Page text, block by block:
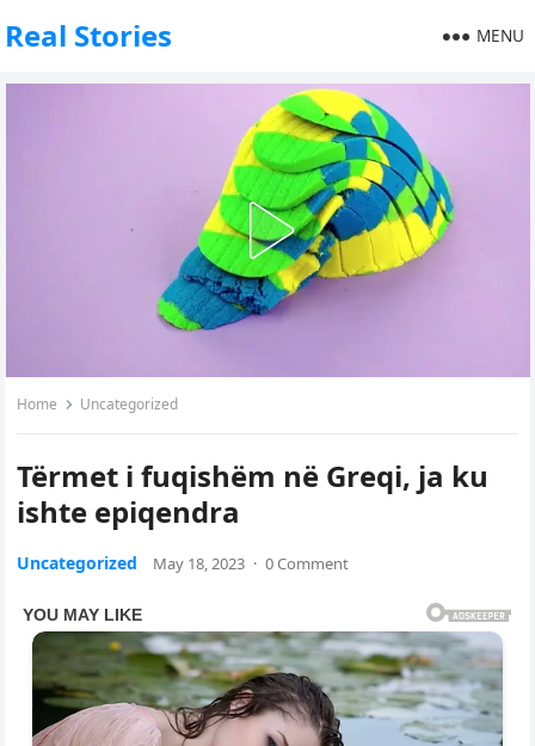
Real Stories MENU
Home Uncategorized
Tërmet i fuqishëm në Greqi, ja ku
ishte epiqendra
Uncategorized May 18, 2023 · 0 Comment